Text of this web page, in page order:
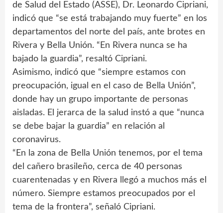
de Salud del Estado (ASSE), Dr. Leonardo Cipriani,
indicó que “se está trabajando muy fuerte” en los
departamentos del norte del país, ante brotes en
Rivera y Bella Unión. “En Rivera nunca se ha
bajado la guardia”, resaltó Cipriani.
Asimismo, indicó que “siempre estamos con
preocupación, igual en el caso de Bella Unión”,
donde hay un grupo importante de personas
aisladas. El jerarca de la salud instó a que “nunca
se debe bajar la guardia” en relación al
coronavirus.
“En la zona de Bella Unión tenemos, por el tema
del cañero brasileño, cerca de 40 personas
cuarentenadas y en Rivera llegó a muchos más el
número. Siempre estamos preocupados por el
tema de la frontera”, señaló Cipriani.